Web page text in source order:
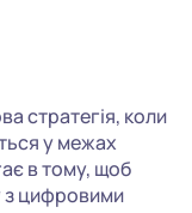
стратегія, коли
у межах
в тому, щоб
з цифровими